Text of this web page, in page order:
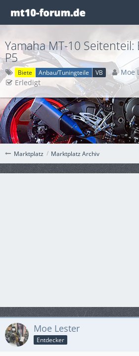
Marktplatz Marktplatz Archiv
Yamaha MT-10 Seitenteil:
P5
Biete Anbau/Tuningteile VB Moe
Erledigt
Moe Lester
Entdecker